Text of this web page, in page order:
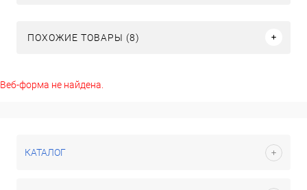
ПОХОЖИЕ ТОВАРЫ (8)
Веб-форма не найдена.
КАТАЛОГ